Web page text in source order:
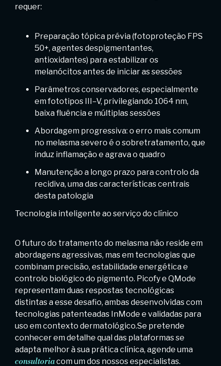
requer:
Preparação tópica prévia (fotoproteção FPS
50+, agentes despigmentantes,
antioxidantes) para estabilizar os
melanócitos antes de iniciar as sessões
Parâmetros conservadores, especialmente
em fototipos III–V, privilegiando 1064 nm,
baixa fluência e múltiplas sessões
Abordagem progressiva: o erro mais comum
no melasma severo é o sobretratamento, que
induz inflamação e agrava o quadro
Manutenção a longo prazo para controlo da
recidiva, uma das características centrais
desta patologia
Tecnologia inteligente ao serviço do clínico
O futuro do tratamento do melasma não reside em
abordagens agressivas, mas em tecnologias que
combinam precisão, estabilidade energética e
controlo biológico do pigmento. Picofy e QMode
representam duas respostas tecnológicas
distintas a esse desafio, ambas desenvolvidas com
tecnologias patenteadas InMode e validadas para
uso em contexto dermatológico.Se pretende
conhecer em detalhe qual das plataformas se
adapta melhor à sua prática clínica, agende uma
consultoriacom um dos nossos especialistas.